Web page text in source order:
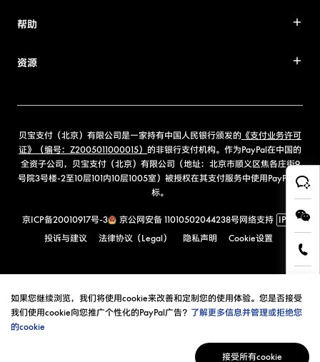
帮助
资源
贝宝支付（北京）有限公司是一家持有中国人民银行颁发的 《支付业务许可
证》（编号：Z2005011000015） 的非银行支付机构。作为PayPal在中国的
全资子公司，贝宝支付（北京）有限公司（地址：北京市顺义区焦各庄街9
号院3号楼-2至10层101内10层1005室）被授权在其支付服务中使用PayPal商
标。
京ICP备20010917号-3 京公网安备 11010502044238号网络支持 IPv6
投诉与建议
法律协议（Legal） 隐私声明 Cookie设置
如果您继续浏览，我们将使用cookie来改善和定制您的使用体验。您是否接受
我们使用cookie向您推广个性化的PayPal广告？ 了解更多信息并管理或拒绝您
的cookie
接受所有cookie